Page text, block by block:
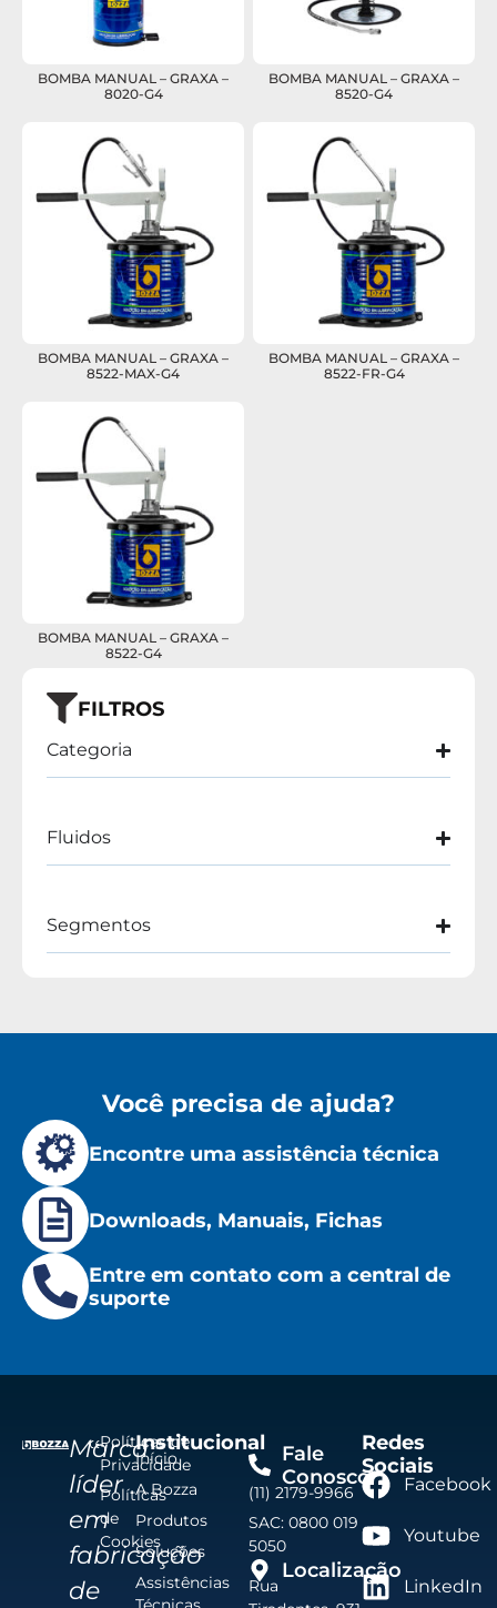
FILTROS
Categoria
Fluidos
Segmentos
BOMBA MANUAL – GRAXA –
8020-G4
BOMBA MANUAL – GRAXA –
8520-G4
BOMBA MANUAL – GRAXA –
8522-MAX-G4
BOMBA MANUAL – GRAXA –
8522-FR-G4
BOMBA MANUAL – GRAXA –
8522-G4
Você precisa de ajuda?
Encontre uma assistência técnica
Downloads, Manuais, Fichas
Entre em contato com a central de
suporte
Marca
líder
em
fabricação
de
Políticas de
Privacidade
Políticas
de
Cookies
Institucional
Início
A Bozza
Produtos
Soluções
Assistências
Localização
Rua
Fale
Conosco
(11) 2179-9966
SAC: 0800 019
5050
Redes
Sociais
Facebook
Youtube
LinkedIn